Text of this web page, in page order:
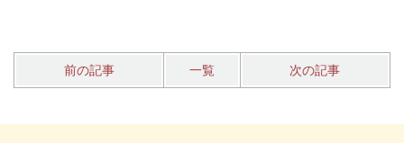
前の記事 一覧 次の記事